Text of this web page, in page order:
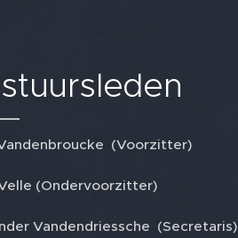
(Voorzitter)
(Ondervoorzitter)
Vandendriessche (Secretaris)